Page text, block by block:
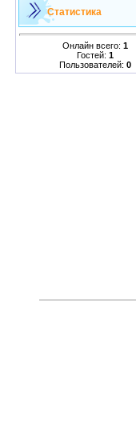
Статистика
Онлайн всего: 1
Гостей: 1
Пользователей: 0